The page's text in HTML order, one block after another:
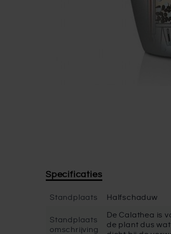
Specificaties
Standplaats Halfschaduw
Standplaats
omschrijving
De Calathea is
de plant dus